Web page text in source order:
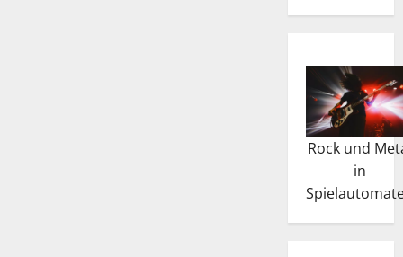
Rock und
in